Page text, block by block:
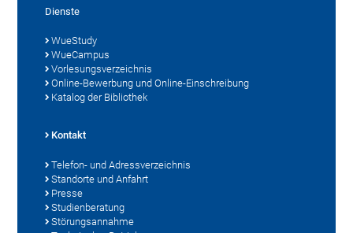
Dienste
WueStudy
WueCampus
Vorlesungsverzeichnis
Online-Bewerbung und Online-Einschreibung
Katalog der Bibliothek
Kontakt
Telefon- und Adressverzeichnis
Standorte und Anfahrt
Presse
Studienberatung
Störungsannahme